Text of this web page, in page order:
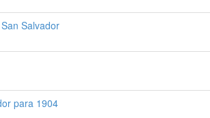
Salvador
para 1904